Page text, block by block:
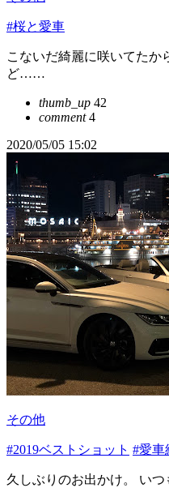
#桜と愛車
こないだ綺麗に咲いてたか
ど……
thumb_up 42
comment4
2020/05/05 15:02
その他
#2019ベストショット #愛車
久しぶりのお出かけ。 いつ